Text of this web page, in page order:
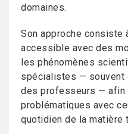
domaines.
Son approche consiste
accessible avec des
les phénomènes
spécialistes — souvent
des professeurs — afin
problématiques avec
quotidien de la matière